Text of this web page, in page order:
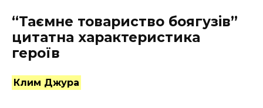
“Таємне товариство боягузів”
цитатна характеристика
героїв
Клим Джура